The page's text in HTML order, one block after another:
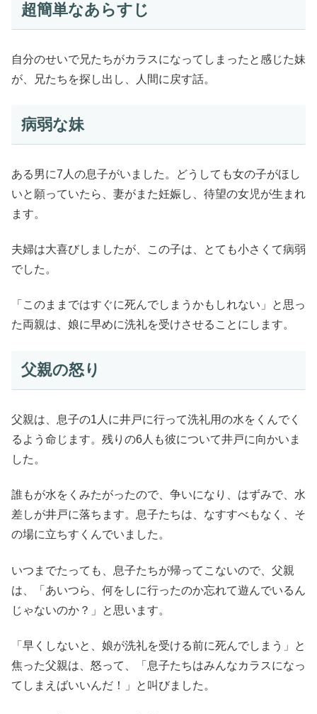
超簡単なあらすじ
自分のせいで兄たちがカラスになってしまったと感じた妹
が、兄たちを探し出し、人間に戻す話。
病弱な妹
ある男に7人の息子がいました。どうしても女の子がほし
いと願っていたら、妻がまた妊娠し、待望の女児が生まれ
ます。
夫婦は大喜びしましたが、この子は、とても小さくて病弱
でした。
「このままではすぐに死んでしまうかもしれない」と思っ
た両親は、娘に早めに洗礼を受けさせることにします。
父親の怒り
父親は、息子の1人に井戸に行って洗礼用の水をくんでく
るよう命じます。残りの6人も彼について井戸に向かいま
した。
誰もが水をくみたがったので、争いになり、はずみで、水
差しが井戸に落ちます。息子たちは、なすすべもなく、そ
の場に立ちすくんでいました。
いつまでたっても、息子たちが帰ってこないので、父親
は、「あいつら、何をしに行ったのか忘れて遊んでいるん
じゃないのか？」と思います。
「早くしないと、娘が洗礼を受ける前に死んでしまう」と
焦った父親は、怒って、「息子たちはみんなカラスになっ
てしまえばいいんだ！」と叫びました。